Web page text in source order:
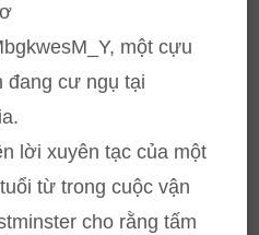
một cựu
đang cư ngụ tại
lời xuyên tạc của một
từ trong cuộc vận
cho rằng tấm